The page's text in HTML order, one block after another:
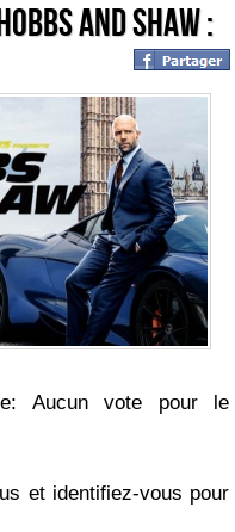
and Shaw :
Aucun vote pour le
et identifiez-vous pour